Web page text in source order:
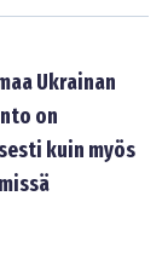
Ukrainan
on
kuin myös